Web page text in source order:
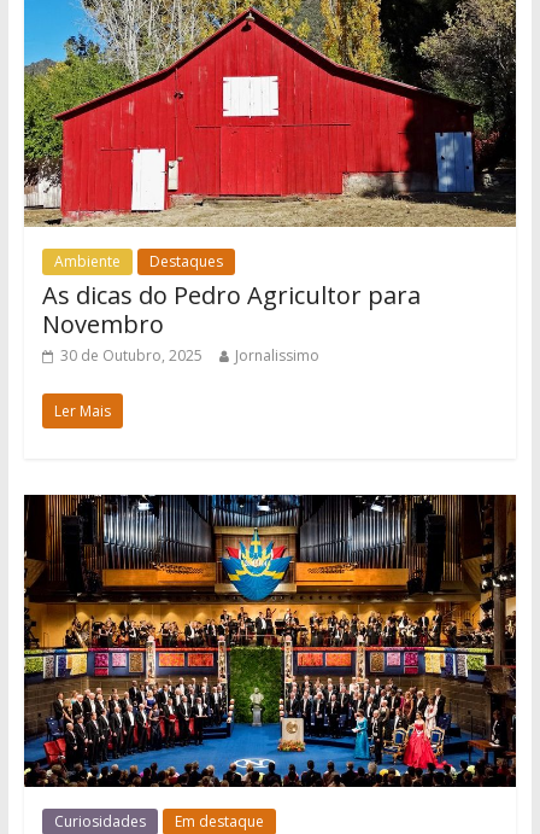
Ambiente Destaques
As dicas do Pedro Agricultor para
Novembro
30 de Outubro, 2025 Jornalissimo
Ler Mais
Curiosidades Em destaque